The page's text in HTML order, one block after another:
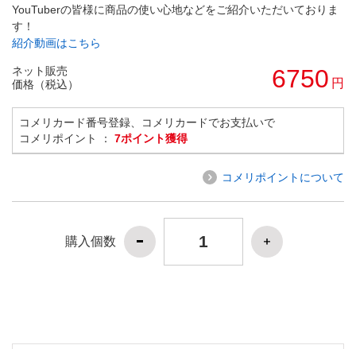
YouTuberの皆様に商品の使い心地などをご紹介いただいておりま
す！
紹介動画はこちら
ネット販売
価格（税込）
6750 円
コメリカード番号登録、コメリカードでお支払いで
コメリポイント ： 7ポイント獲得
コメリポイントについて
購入個数